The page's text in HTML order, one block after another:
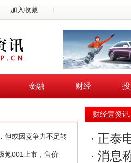
加入收藏
金融 财经
财经壹资讯
· 正泰
· 消息
但或因竞争力不足转
氪001上市，售价